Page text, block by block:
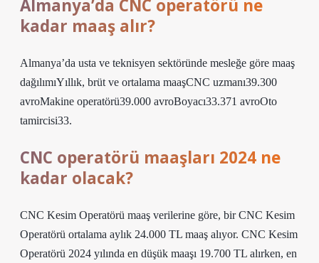
Almanya’da CNC operatörü ne
kadar maaş alır?
Almanya’da usta ve teknisyen sektöründe mesleğe göre maaş
dağılımıYıllık, brüt ve ortalama maaşCNC uzmanı39.300
avroMakine operatörü39.000 avroBoyacı33.371 avroOto
tamircisi33.
CNC operatörü maaşları 2024 ne
kadar olacak?
CNC Kesim Operatörü maaş verilerine göre, bir CNC Kesim
Operatörü ortalama aylık 24.000 TL maaş alıyor. CNC Kesim
Operatörü 2024 yılında en düşük maaşı 19.700 TL alırken, en